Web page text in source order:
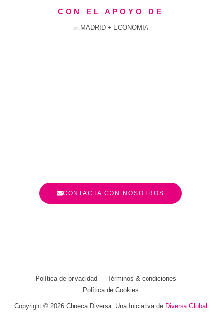
CON EL APOYO DE
CONTACTA CON NOSOTROS
Copyright © 2026 Chueca Diversa. Una Iniciativa de Diversa Global
Política de privacidad
Términos & condiciones
Política de Cookies